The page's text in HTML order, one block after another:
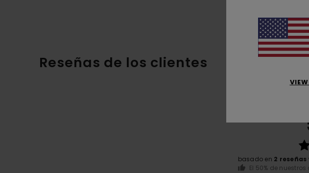
Reseñas de los clientes
basado en 2
El 50% de